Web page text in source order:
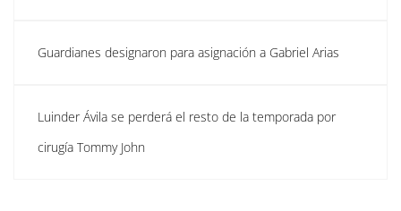
Guardianes designaron para asignación a Gabriel Arias
Luinder Ávila se perderá el resto de la temporada por
cirugía Tommy John